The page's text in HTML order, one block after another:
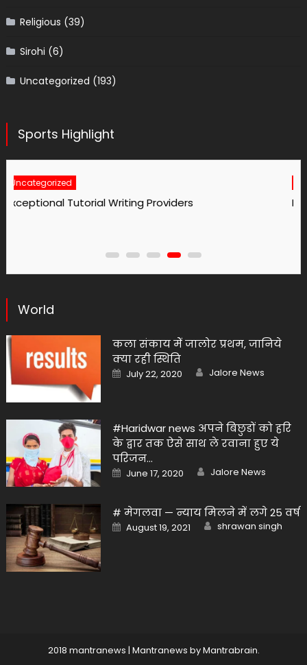
Religious (39)
Sirohi (6)
Uncategorized (193)
Sports Highlight
Uncategorized
No1 Essay Writing Service Grabmyessay Com
World
कला संकाय मेें जालोर प्रथम, जानिये
क्या रही स्थिति
Posted
on
July 22, 2020 Author
Jalore News
#Haridwar news अपने बिछुडों को हरि
के द्वार तक ऐसे साथ ले रवाना हुए ये
परिजन…
Posted
on
June 17, 2020 Author
Jalore News
# मेगलवा — न्याय मिलने में लगे 25 वर्ष
Posted
on
August 19, 2021 Author
shrawan singh
2018 mantranews | Mantranews byMantrabrain.